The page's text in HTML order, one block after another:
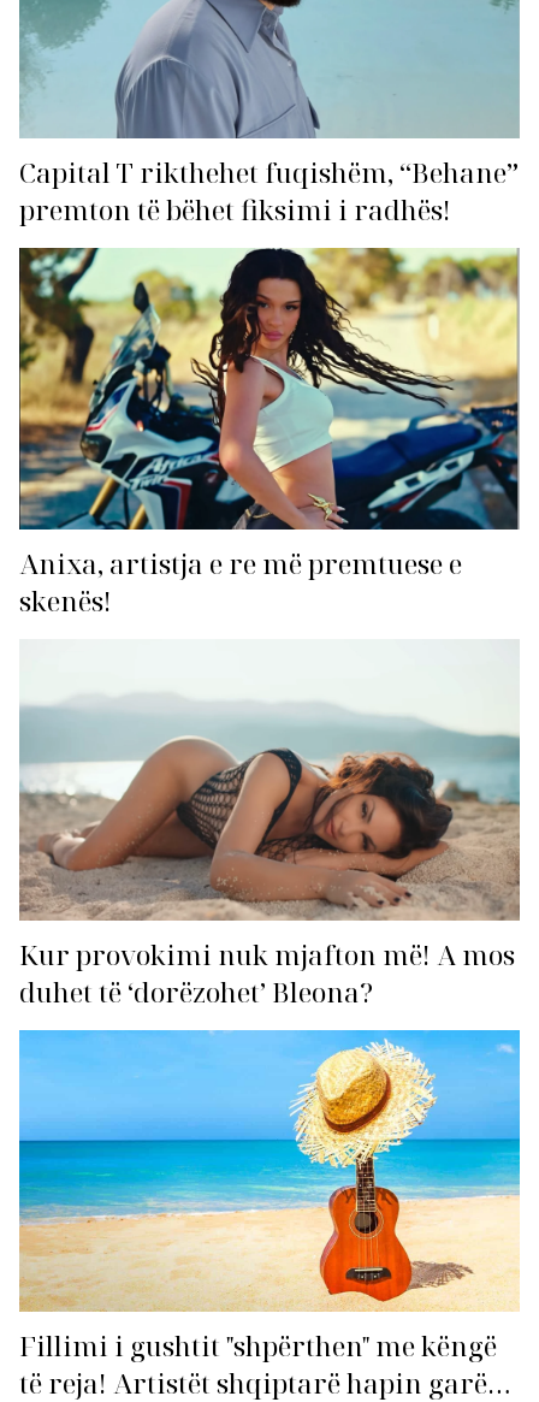
Capital T rikthehet fuqishëm, “Behane”
premton të bëhet fiksimi i radhës!
Anixa, artistja e re më premtuese e
skenës!
Kur provokimi nuk mjafton më! A mos
duhet të ‘dorëzohet’ Bleona?
Fillimi i gushtit "shpërthen" me këngë
të reja! Artistët shqiptarë hapin garën